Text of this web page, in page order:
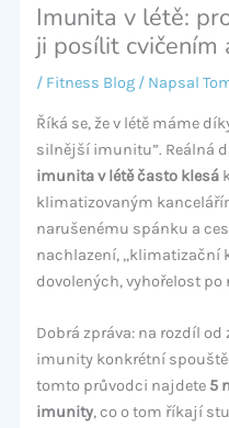
Imunita v létě:
ji posílit cvičením
/ Fitness Blog/ Napsal
Říká se, že v létě máme
silnější imunitu”. Reálná
imunita v létě často klesá
klimatizovaným
narušenému spánku a
nachlazení, „klimatizační
dovolených, vyhořelost po
Dobrá zpráva: na rozdíl
imunity konkrétní
tomto průvodci najdete 5
imunity, co o tom říkají